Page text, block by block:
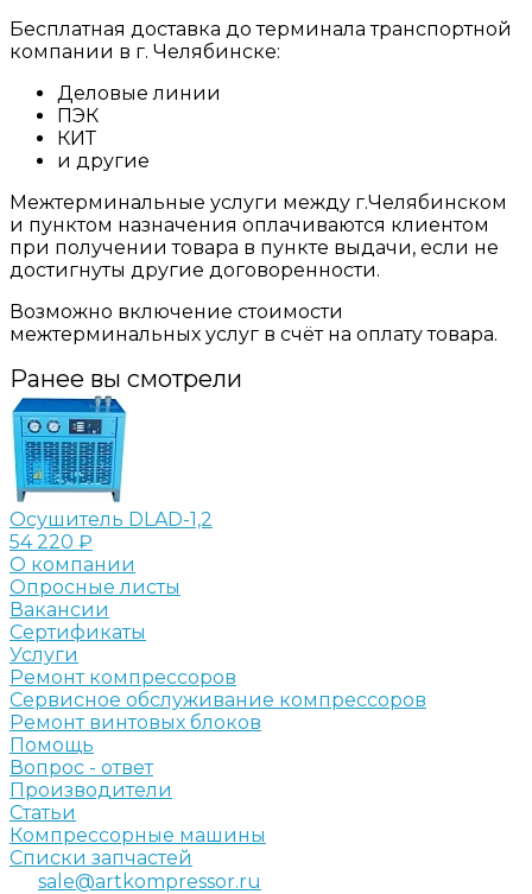
Бесплатная доставка до терминала транспортной
компании в г. Челябинске:
Деловые линии
ПЭК
КИТ
и другие
Межтерминальные услуги между г.Челябинском
и пунктом назначения оплачиваются клиентом
при получении товара в пункте выдачи, если не
достигнуты другие договоренности.
Возможно включение стоимости
межтерминальных услуг в счёт на оплату товара.
Ранее вы смотрели
Осушитель DLAD-1,2
54 220 ₽
О компании
Опросные листы
Вакансии
Сертификаты
Услуги
Ремонт компрессоров
Сервисное обслуживание компрессоров
Ремонт винтовых блоков
Помощь
Вопрос - ответ
Производители
Статьи
Компрессорные машины
Списки запчастей
sale@artkompressor.ru